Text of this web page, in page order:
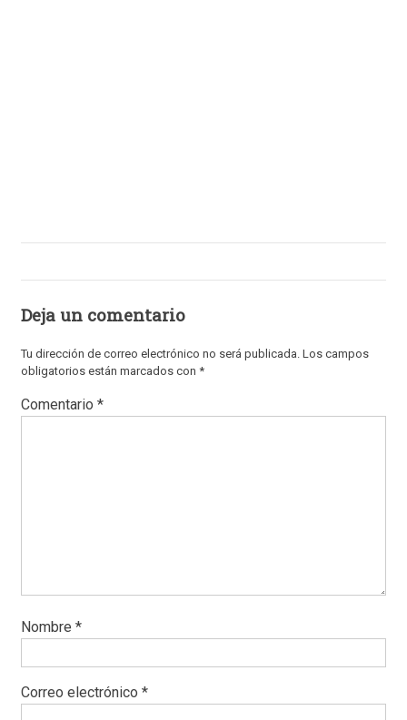
Deja un comentario
Tu dirección de correo electrónico no será publicada. Los campos
obligatorios están marcados con *
Comentario *
Nombre *
Correo electrónico *